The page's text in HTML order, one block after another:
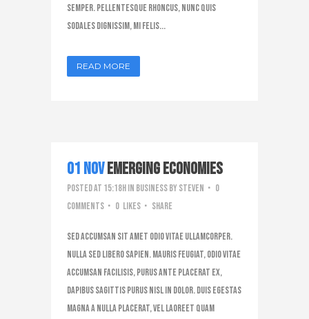
semper. Pellentesque rhoncus, nunc quis
sodales dignissim, mi felis...
READ MORE
01 NovEmerging Economies
Posted at 15:18hin Businessby steven
0
Comments
0 Likes Share
Sed accumsan sit amet odio vitae ullamcorper.
Nulla sed libero sapien. Mauris feugiat, odio vitae
accumsan facilisis, purus ante placerat ex,
dapibus sagittis purus nisl in dolor. Duis egestas
magna a nulla placerat, vel laoreet quam